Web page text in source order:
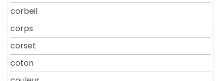
corbeil
corps
corset
coton